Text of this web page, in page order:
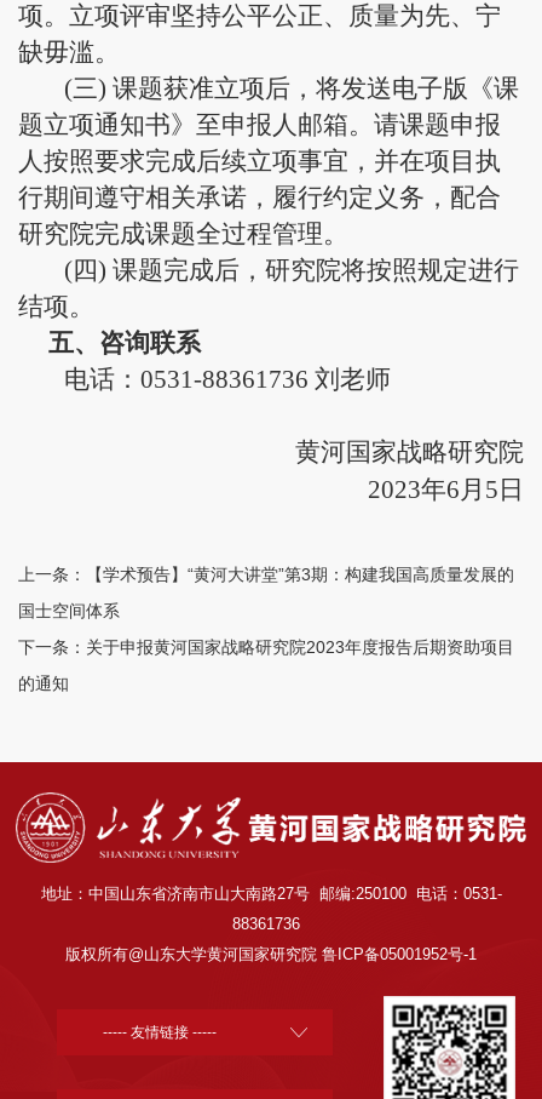
项。立项评审坚持公平公正、质量为先、宁
缺毋滥。
(三) 课题获准立项后，将发送电子版《课
题立项通知书》至申报人邮箱。请课题申报
人按照要求完成后续立项事宜，并在项目执
行期间遵守相关承诺，履行约定义务，配合
研究院完成课题全过程管理。
(四) 课题完成后，研究院将按照规定进行
结项。
五、咨询联系
电话： 0531-88361736 刘老师
黄河国家战略研究院
2023年6月 5 日
上一条：
【学术预告】“黄河大讲堂”第3期：构建我国高质量发展的
国士空间体系
下一条： 关于申报黄河国家战略研究院2023年度报告后期资助项目
的通知
地址：中国山东省济南市山大南路27号 邮编:250100 电话：0531-
88361736
版权所有@山东大学黄河国家研究院 鲁ICP备05001952号-1
----- 友情链接 -----